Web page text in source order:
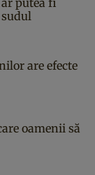
are efecte
oamenii să